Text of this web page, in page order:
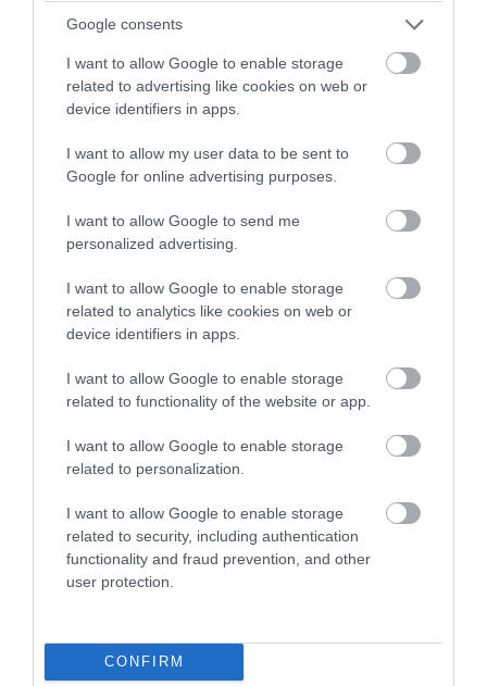
Google consents
I want to allow Google to enable storage
related to advertising like cookies on web or
device identifiers in apps.
I want to allow my user data to be sent to
Google for online advertising purposes.
I want to allow Google to send me
personalized advertising.
I want to allow Google to enable storage
related to analytics like cookies on web or
device identifiers in apps.
I want to allow Google to enable storage
related to functionality of the website or app.
I want to allow Google to enable storage
related to personalization.
I want to allow Google to enable storage
related to security, including authentication
functionality and fraud prevention, and other
user protection.
CONFIRM
Χανιά: 64χρονος έχασε τη ζωή του σε
πισίνα ξενοδοχείου – Συνελήφθη ο
ιδιοκτήτης
07.08.2026 | 13:42